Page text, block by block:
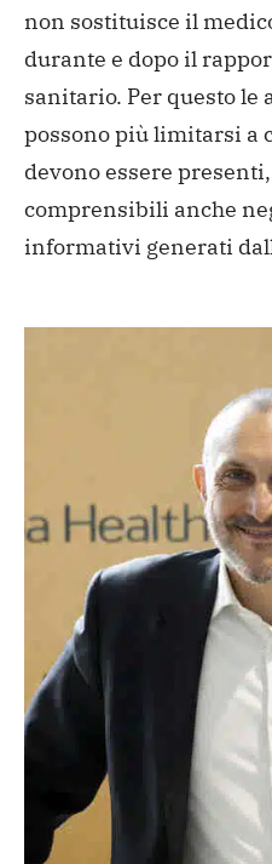
non sostituisce il
durante e dopo il
sanitario. Per questo le
possono più limitarsi a
devono essere
comprensibili anche
informativi generati